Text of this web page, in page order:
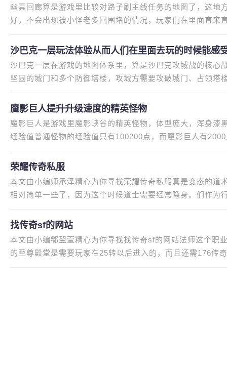
幽冥回廊算是游戏里比较对路子刷主线任务的地图了，这
好，不会出现被小怪老多回围堵的情况，玩家们在里面直来
沙巴克一层玩法体验从而人们在里面去玩的时候能感
沙巴克一层在游戏的地图体系里，算是沙巴克攻城战的核
坚固的城门和多个防御塔楼，攻城方需要攻破城门、占领
魔影巨人提升升级速度的精英怪物
魔影巨人是游戏里魔影峡谷的精英怪物，体型庞大，浑身漆
经验值普通怪物的经验值只有100200点，而魔影巨人有
荣耀传奇私服
本文由小编师承泽精心为你寻找荣耀传奇私服真是变态的
相对简单一些了，因为这个时候道士需要经常隐身。们作
找传奇sf的网站
本文由小编郗翌萱精心为你寻找找传奇sf的网站法师这个职
的至尊殿堂是需要玩家在25转以后进入的，而且还需176传